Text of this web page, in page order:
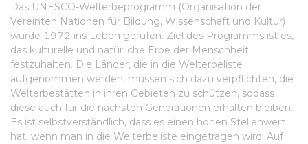
Das UNESCO-Welterbeprogramm (Organisation der
Vereinten Nationen für Bildung, Wissenschaft und Kultur)
wurde 1972 ins Leben gerufen. Ziel des Programms ist es,
das kulturelle und natürliche Erbe der Menschheit
festzuhalten. Die Länder, die in die Welterbeliste
aufgenommen werden, müssen sich dazu verpflichten, die
Welterbestätten in ihren Gebieten zu schützen, sodass
diese auch für die nächsten Generationen erhalten bleiben.
Es ist selbstverständlich, dass es einen hohen Stellenwert
hat, wenn man in die Welterbeliste eingetragen wird. Auf